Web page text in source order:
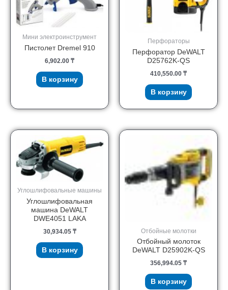
Мини электроинструмент
Пистолет Dremel 910
6,902.00 ₸
В корзину
Перфораторы
Перфоратор DeWALT
D25762K-QS
410,550.00 ₸
В корзину
Углошлифовальные машины
Углошлифовальная
машина DeWALT
DWE4051 LAKA
30,934.05 ₸
В корзину
Отбойные молотки
Отбойный молоток
DeWALT D25902K-QS
356,994.05 ₸
В корзину